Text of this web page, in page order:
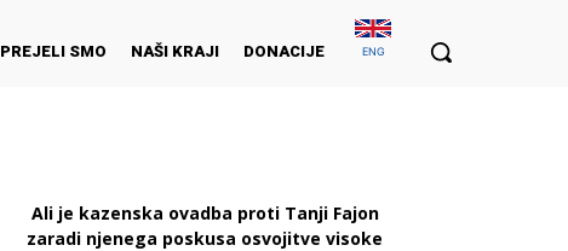
PREJELI SMO NAŠI KRAJI DONACIJE ENG
Ali je kazenska ovadba proti Tanji Fajon
zaradi njenega poskusa osvojitve visoke